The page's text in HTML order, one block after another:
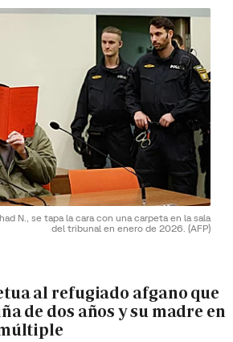
N., se tapa la cara con una carpeta en la sala
del tribunal en enero de 2026. (AFP)
al refugiado afgano que
de dos años y su madre en